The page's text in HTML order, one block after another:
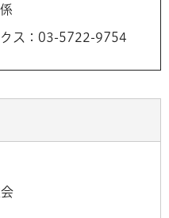
クス：03-5722-9754